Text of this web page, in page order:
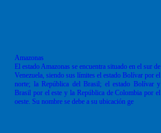
Amazonas
El estado Amazonas se encuentra situado en el sur de
Venezuela, siendo sus límites el estado Bolívar por el
norte; la República del Brasil; el estado Bolívar y
Brasil por el este y la República de Colombia por el
oeste. Su nombre se debe a su ubicación ge